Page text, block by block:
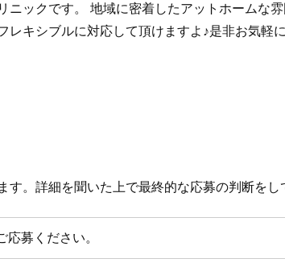
ックです。 地域に密着したアットホームな
キシブルに対応して頂けますよ♪是非お気軽
。詳細を聞いた上で最終的な応募の判断をし
募ください。